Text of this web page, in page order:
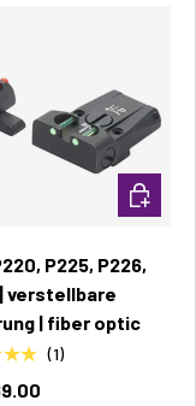
P225, P226,
verstellbare
| fiber optic
(1)
In den